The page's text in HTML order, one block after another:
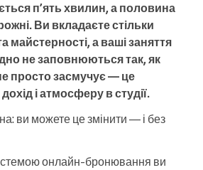
п’ять хвилин, а половина
Ви вкладаєте стільки
майстерності, а ваші заняття
не заповнюються так, як
просто засмучує — це
і атмосферу в студії.
ви можете це змінити — і без
онлайн-бронювання ви